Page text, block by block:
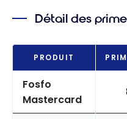
Détail des
PRODUIT
Fosfo
Mastercard